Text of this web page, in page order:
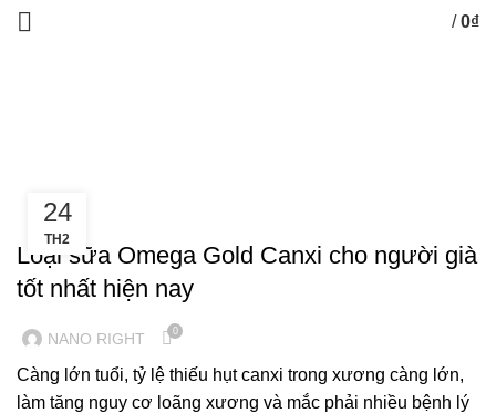
/ 0₫
24
TH2
CHĂM SÓC NGƯỜI LỚN TUỔI
Loại sữa Omega Gold Canxi cho người già
tốt nhất hiện nay
NANO RIGHT 0
Càng lớn tuổi, tỷ lệ thiếu hụt canxi trong xương càng lớn,
làm tăng nguy cơ loãng xương và mắc phải nhiều bệnh lý